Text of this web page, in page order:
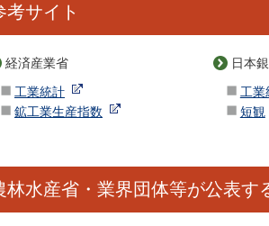
考サイト
経済産業省
工業統計
鉱工業生産指数
日本
工業
短観
林水産省・業界団体等が公表す